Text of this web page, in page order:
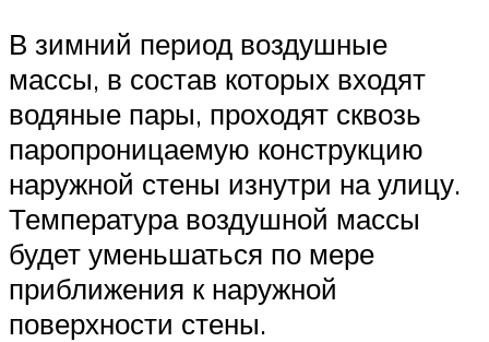
В зимний период воздушные
массы, в состав которых входят
водяные пары, проходят сквозь
паропроницаемую конструкцию
наружной стены изнутри на улицу.
Температура воздушной массы
будет уменьшаться по мере
приближения к наружной
поверхности стены.